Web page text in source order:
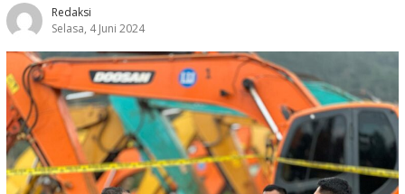
Redaksi
Selasa, 4 Juni 2024